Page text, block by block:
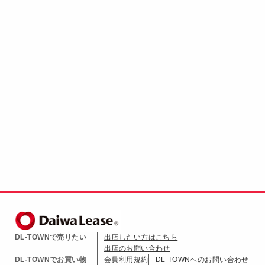
DL-TOWNで売りたい
出店したい方はこちら
出店のお問い合わせ
DL-TOWNでお買い物
会員利用規約 DL-TOWNへのお問い合わせ